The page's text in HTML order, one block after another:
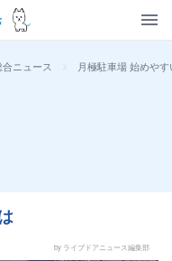
合ニュース > 月極駐車場 始めや
by ライブドアニュース編集部